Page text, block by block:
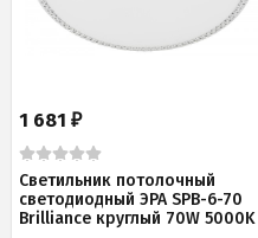
1 681 ₽
Светильник потолочный
светодиодный ЭРА SPB-6-70
Brilliance круглый 70W 5000K